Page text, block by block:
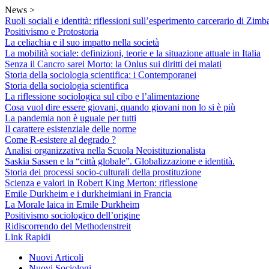
Skip
to
content
News >
Ruoli sociali e identità: riflessioni sull’esperimento carcerario di
Positivismo e Protostoria
La celiachia e il suo impatto nella società
La mobilità sociale: definizioni, teorie e la situazione attuale in Italia
Senza il Cancro sarei Morto: la Onlus sui diritti dei malati
Storia della sociologia scientifica: i Contemporanei
Storia della sociologia scientifica
La riflessione sociologica sul cibo e l’alimentazione
Cosa vuol dire essere giovani, quando giovani non lo si è più
La pandemia non è uguale per tutti
Il carattere esistenziale delle norme
Come R-esistere al degrado ?
Analisi organizzativa nella Scuola Neoistituzionalista
Saskia Sassen e la “città globale”. Globalizzazione e identità.
Storia dei processi socio-culturali della prostituzione
Scienza e valori in Robert King Merton: riflessione
Emile Durkheim e i durkheimiani in Francia
La Morale laica in Emile Durkheim
Positivismo sociologico dell’origine
Ridiscorrendo del Methodenstreit
Link Rapidi
Nuovi Articoli